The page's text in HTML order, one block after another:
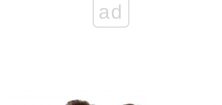
ad